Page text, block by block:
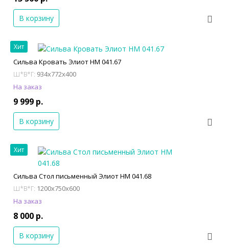
В корзину
Хит
Сильва Кровать Элиот НМ 041.67
Ш*В*Г: 934x772x400
На заказ
9 999 р.
В корзину
Хит
Сильва Стол письменный Элиот НМ 041.68
Ш*В*Г: 1200x750x600
На заказ
8 000 р.
В корзину